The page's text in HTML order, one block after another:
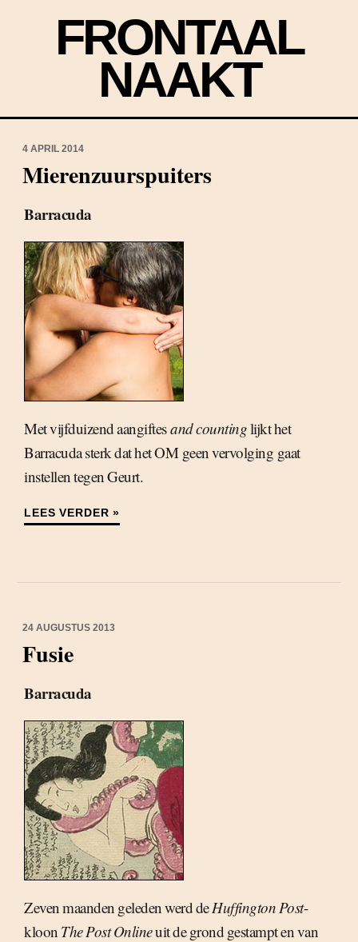
FRONTAAL
NAAKT
4 APRIL 2014
Mierenzuurspuiters
Barracuda
Met vijfduizend aangiftesand countinglijkt het
Barracuda sterk dat het OM geen vervolging gaat
instellen tegen Geurt.
LEES VERDER »
24 AUGUSTUS 2013
Fusie
Barracuda
Zeven maanden geleden werd deHuffington Post-
kloon The Post Onlineuit de grond gestampt en van